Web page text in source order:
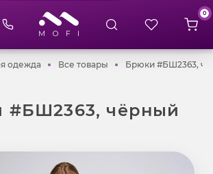
0
одежда Женская одежда
Все товары Все товары
Брюки #БШ2363,
#БШ2363, чёрный